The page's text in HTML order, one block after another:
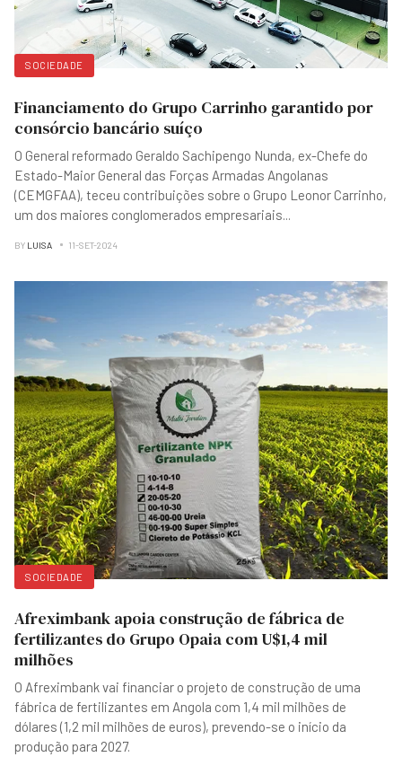
SOCIEDADE
Financiamento do Grupo Carrinho garantido por
consórcio bancário suíço
O General reformado Geraldo Sachipengo Nunda, ex-Chefe do
Estado-Maior General das Forças Armadas Angolanas
(CEMGFAA), teceu contribuições sobre o Grupo Leonor Carrinho,
um dos maiores conglomerados empresariais
BY LUISA 11-SET-2024
SOCIEDADE
Afreximbank apoia construção de fábrica de
fertilizantes do Grupo Opaia com U$1,4 mil
milhões
O Afreximbank vai financiar o projeto de construção de uma
fábrica de fertilizantes em Angola com 1,4 mil milhões de
dólares (1,2 mil milhões de euros), prevendo-se o início da
produção para 2027.